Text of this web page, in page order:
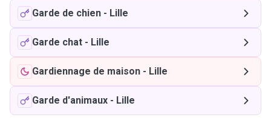
Garde de chien - Lille
Garde chat - Lille
Gardiennage de maison - Lille
Garde d'animaux - Lille